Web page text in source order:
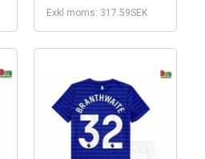
Exkl moms: 317.59SEK